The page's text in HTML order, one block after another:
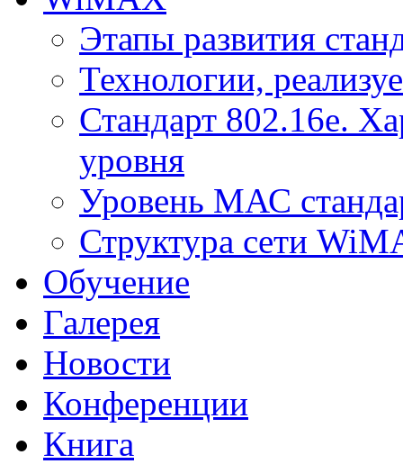
Этапы развития
Технологии,
Стандарт 802.16е.
уровня
Уровень МАС
Структура сети
Обучение
Галерея
Новости
Конференции
Книга